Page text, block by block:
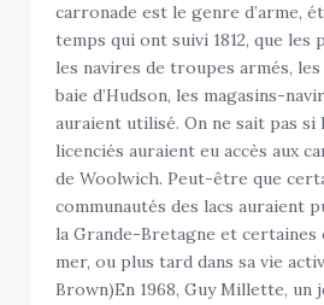
carronade est le genre d’arme,
temps qui ont suivi 1812, que les
les navires de troupes armés,
baie d’Hudson, les magasins-
auraient utilisé. On ne sait pas si
licenciés auraient eu accès aux
de Woolwich. Peut-être que
communautés des lacs auraient
la Grande-Bretagne et
mer, ou plus tard dans sa vie
Brown)En 1968, Guy Millette, un